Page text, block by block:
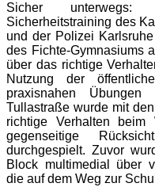
Sicher unterwegs:
Sicherheitstraining des
und der Polizei
des Fichte-Gymnasiums
über das richtige
Nutzung der
praxisnahen
Tullastraße wurde mit
richtige Verhalten
gegenseitige
durchgespielt. Zuvor
Block multimedial über
die auf dem Weg zur